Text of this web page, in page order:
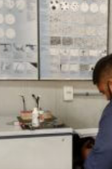
Emissão
Ótica